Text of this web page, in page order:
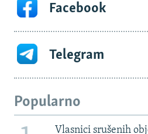
Facebook
Telegram
Popularno
Vlasnici srušenih